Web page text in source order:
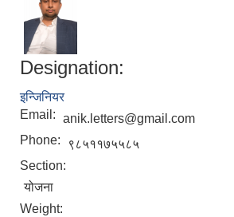
Designation:
इन्जिनियर
Email: anik.letters@gmail.com
Phone:
९८५११७५५८५
Section:
योजना
Weight: